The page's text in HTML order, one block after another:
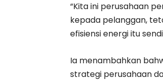
“Kita ini perusahaan
kepada pelanggan,
efisiensi energi itu
Ia menambahkan
strategi perusahaan